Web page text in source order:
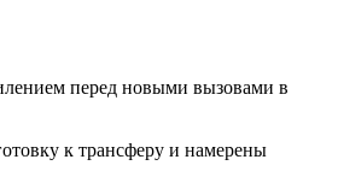
перед новыми вызовами в
к трансферу и намерены